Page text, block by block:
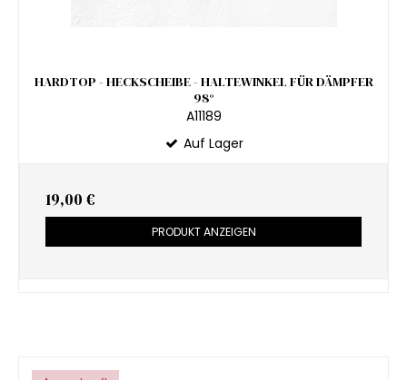
HARDTOP - HECKSCHEIBE - HALTEWINKEL FÜR DÄMPFER
98°
A11189
Auf Lager
19,00 €
PRODUKT ANZEIGEN